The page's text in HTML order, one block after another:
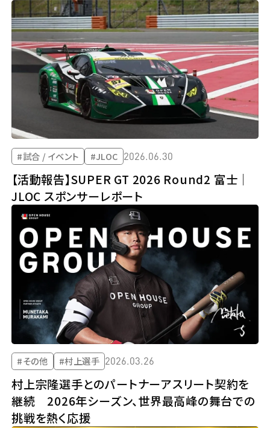
#試合 / イベント #JLOC 2026.06.30
【活動報告】SUPER GT 2026 Round2 富士｜
JLOC スポンサーレポート
#その他 #村上選手 2026.03.26
村上宗隆選手とのパートナーアスリート契約を
継続 2026年シーズン、世界最高峰の舞台での
挑戦を熱く応援